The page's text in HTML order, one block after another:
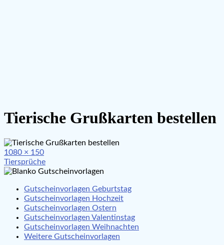
Tierische Grußkarten bestellen
Full
size
1080 × 150
Beitragsnavigation
Tiersprüche
Gutscheinvorlagen Geburtstag
Gutscheinvorlagen Hochzeit
Gutscheinvorlagen Ostern
Gutscheinvorlagen Valentinstag
Gutscheinvorlagen Weihnachten
Weitere Gutscheinvorlagen